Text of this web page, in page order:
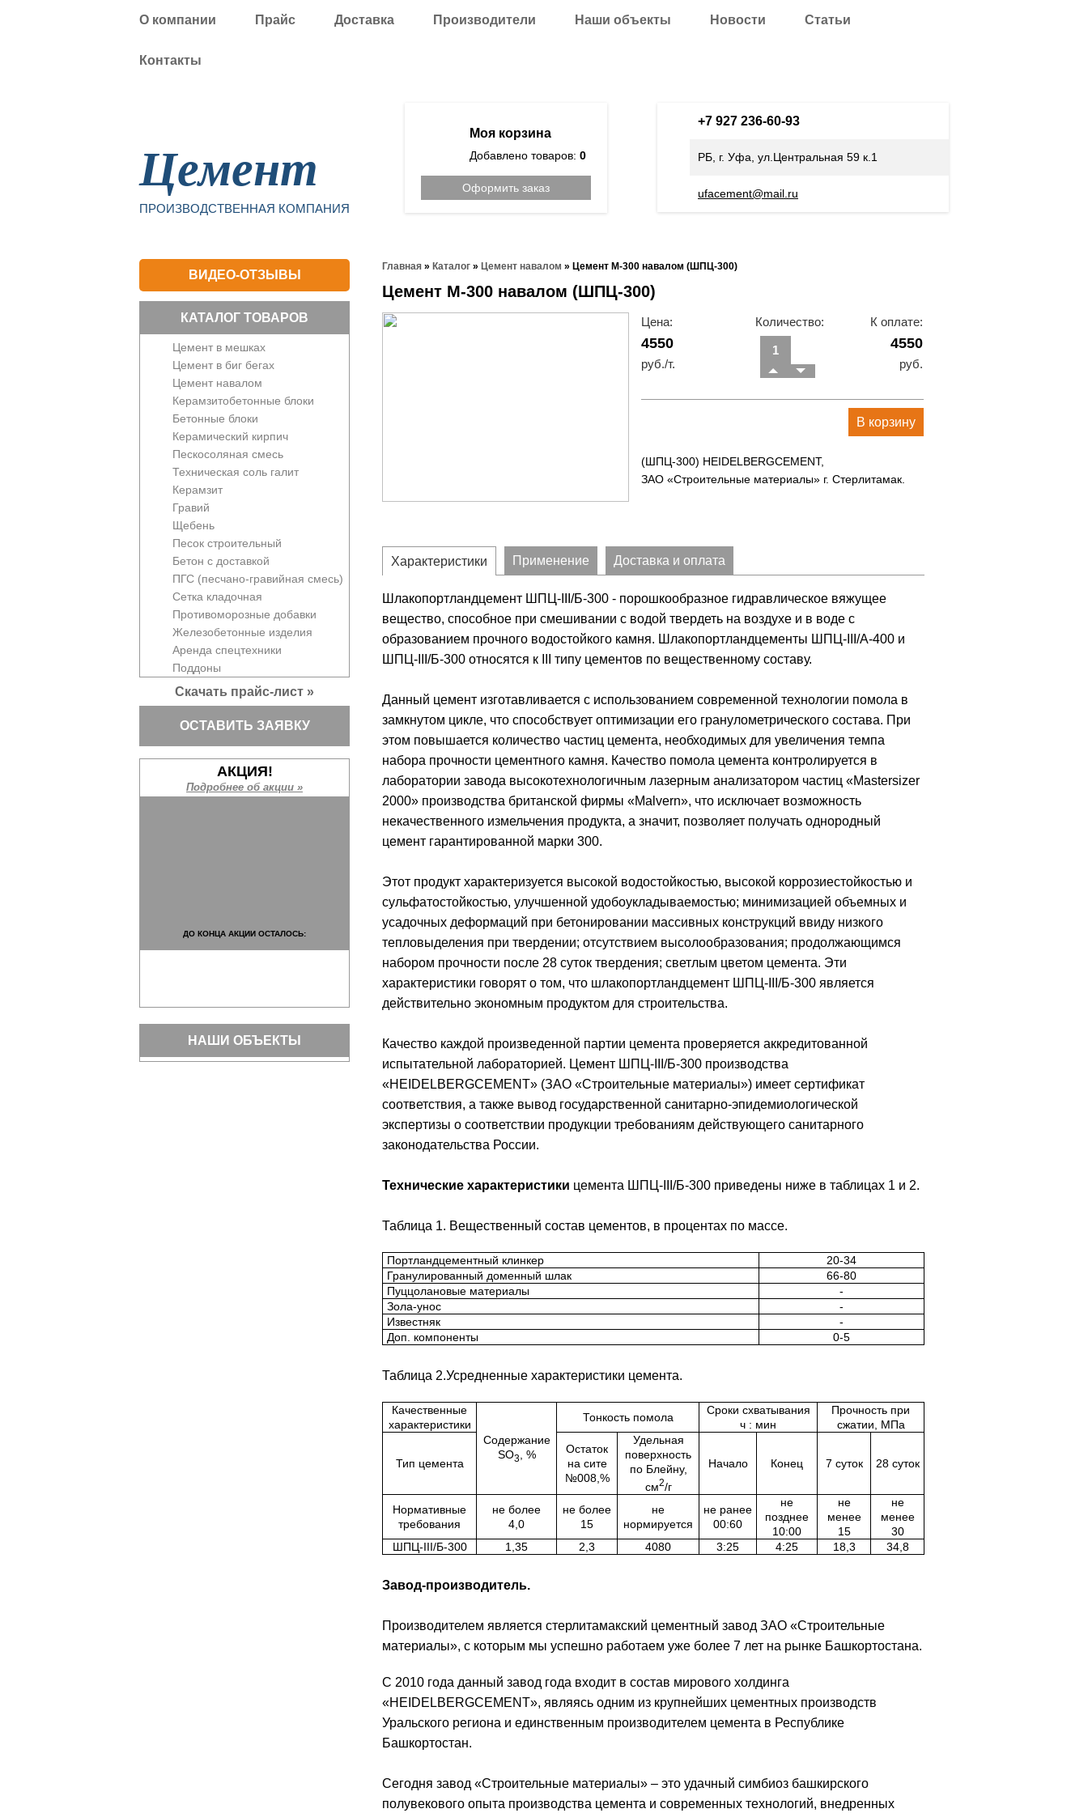
О компании Прайс Доставка Производители Наши объекты Новости Статьи
Контакты
Цемент
ПРОИЗВОДСТВЕННАЯ КОМПАНИЯ
Моя корзина
Добавлено товаров: 0
Оформить заказ
+7 927 236-60-93
РБ, г. Уфа, ул.Центральная 59 к.1
ufacement@mail.ru
ВИДЕО-ОТЗЫВЫ
КАТАЛОГ ТОВАРОВ
Цемент в мешках
Цемент в биг бегах
Цемент навалом
Керамзитобетонные блоки
Бетонные блоки
Керамический кирпич
Пескосоляная смесь
Техническая соль галит
Керамзит
Гравий
Щебень
Песок строительный
Бетон с доставкой
ПГС (песчано-гравийная смесь)
Сетка кладочная
Противоморозные добавки
Железобетонные изделия
Аренда спецтехники
Поддоны
Скачать прайс-лист »
ОСТАВИТЬ ЗАЯВКУ
АКЦИЯ!
Подробнее об акции »
ДО КОНЦА АКЦИИ ОСТАЛОСЬ:
НАШИ ОБЪЕКТЫ
Главная » Каталог » Цемент навалом » Цемент М-300 навалом (ШПЦ-300)
Цемент М-300 навалом (ШПЦ-300)
Цена:
4550
руб./т.
Количество: К оплате:
4550
руб.
В корзину
(ШПЦ-300) HEIDELBERGCEMENT,
ЗАО «Строительные материалы» г. Стерлитамак.
Характеристики Применение Доставка и оплата
Шлакопортландцемент ШПЦ-III/Б-300 - порошкообразное гидравлическое вяжущее
вещество, способное при смешивании с водой твердеть на воздухе и в воде с
образованием прочного водостойкого камня. Шлакопортландцементы ШПЦ-III/А-400 и
ШПЦ-III/Б-300 относятся к III типу цементов по вещественному составу.
Данный цемент изготавливается с использованием современной технологии помола в
замкнутом цикле, что способствует оптимизации его гранулометрического состава. При
этом повышается количество частиц цемента, необходимых для увеличения темпа
набора прочности цементного камня. Качество помола цемента контролируется в
лаборатории завода высокотехнологичным лазерным анализатором частиц «Mastersizer
2000» производства британской фирмы «Malvern», что исключает возможность
некачественного измельчения продукта, а значит, позволяет получать однородный
цемент гарантированной марки 300.
Этот продукт характеризуется высокой водостойкостью, высокой коррозиестойкостью и
сульфатостойкостью, улучшенной удобоукладываемостью; минимизацией объемных и
усадочных деформаций при бетонировании массивных конструкций ввиду низкого
тепловыделения при твердении; отсутствием высолообразования; продолжающимся
набором прочности после 28 суток твердения; светлым цветом цемента. Эти
характеристики говорят о том, что шлакопортландцемент ШПЦ-III/Б-300 является
действительно экономным продуктом для строительства.
Качество каждой произведенной партии цемента проверяется аккредитованной
испытательной лабораторией. Цемент ШПЦ-III/Б-300 производства
«HEIDELBERGCEMENT» (ЗАО «Строительные материалы») имеет сертификат
соответствия, а также вывод государственной санитарно-эпидемиологической
экспертизы о соответствии продукции требованиям действующего санитарного
законодательства России.
Технические характеристики цемента ШПЦ-III/Б-300 приведены ниже в таблицах 1 и 2.
Таблица 1. Вещественный состав цементов, в процентах по массе.
Портландцементный клинкер
20-34
Гранулированный доменный шлак
66-80
Пуццолановые материалы
-
Зола-унос
-
Известняк
-
Доп. компоненты
0-5
Таблица 2.Усредненные характеристики цемента.
Качественные
характеристики
Содержание
SO3 , %
Тонкость помола
Сроки схватывания
ч : мин
Прочность при
сжатии, МПа
Тип цемента
Остаток
на сите
№008,%
Удельная
поверхность
по Блейну,
см2/г
Начало Конец 7 суток 28 суток
Нормативные
требования
не более
4,0
не более
15
не
нормируется
не ранее
00:60
не
позднее
10:00
не
менее
15
не
менее
30
ШПЦ-III/Б-300
1,35 2,3 4080 3:25 4:25 18,3 34,8
Завод-производитель.
Производителем является стерлитамакский цементный завод ЗАО «Строительные
материалы», с которым мы успешно работаем уже более 7 лет на рынке Башкортостана.
С 2010 года данный завод года входит в состав мирового холдинга
«HEIDELBERGCEMENT», являясь одним из крупнейших цементных производств
Уральского региона и единственным производителем цемента в Республике
Башкортостан.
Сегодня завод «Строительные материалы» – это удачный симбиоз башкирского
полувекового опыта производства цемента и современных технологий, внедренных